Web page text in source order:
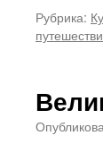
Рубрика: